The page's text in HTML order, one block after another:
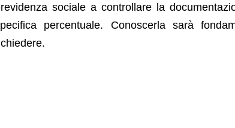
sociale a controllare la
percentuale. Conoscerla sarà